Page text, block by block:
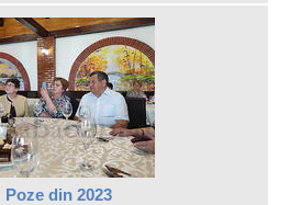
Poze din 2023